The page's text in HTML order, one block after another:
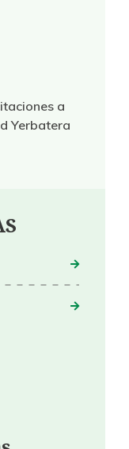
a
Yerbatera